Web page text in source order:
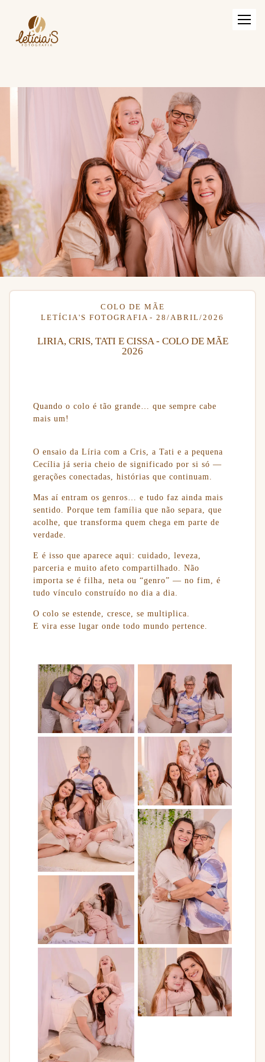
COLO DE MÃE
LETÍCIA'S FOTOGRAFIA
28/ABRIL/2026
LIRIA, CRIS, TATI E CISSA - COLO DE MÃE
2026
Quando o colo é tão grande… que sempre cabe
mais um!
O ensaio da Líria com a Cris, a Tati e a pequena
Cecília já seria cheio de significado por si só —
gerações conectadas, histórias que continuam.
Mas aí entram os genros… e tudo faz ainda mais
sentido. Porque tem família que não separa, que
acolhe, que transforma quem chega em parte de
verdade.
E é isso que aparece aqui: cuidado, leveza,
parceria e muito afeto compartilhado. Não
importa se é filha, neta ou “genro” — no fim, é
tudo vínculo construído no dia a dia.
O colo se estende, cresce, se multiplica.
E vira esse lugar onde todo mundo pertence.